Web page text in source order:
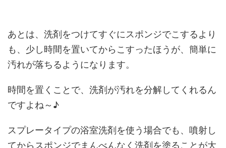
あとは、洗剤をつけてすぐにスポンジでこするより
も、少し時間を置いてからこすったほうが、簡単に
汚れが落ちるようになります。
時間を置くことで、洗剤が汚れを分解してくれるん
ですよね～♪
スプレータイプの浴室洗剤を使う場合でも、噴射し
てからスポンジでまんべんなく洗剤を塗ることが大